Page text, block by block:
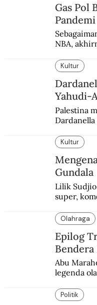
Gas Pol
NBA,
enam
Kultur
Yahudi-
Palestina
penduduk
Kultur
Gundala
Lilik
super,
Olahraga
Epilog
Abu
legenda
Politik